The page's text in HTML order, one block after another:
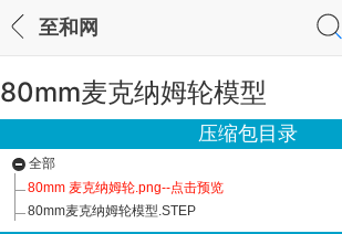
至和网
80mm麦克纳姆轮模型
压缩包目录
全部
80mm 麦克纳姆轮.png--点击预览
80mm麦克纳姆轮模型.STEP